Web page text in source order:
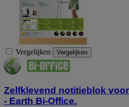
Vergelijken Vergelijken
Zelfklevend notitieblok
- Earth Bi-Office.